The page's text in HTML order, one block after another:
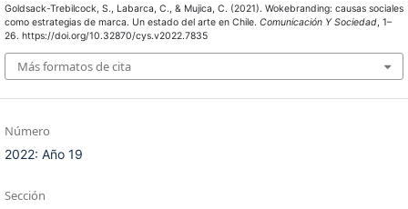
Goldsack-Trebilcock, S., Labarca, C., & Mujica, C. (2021). Wokebranding: causas sociales
como estrategias de marca. Un estado del arte en Chile. Comunicación Y Sociedad, 1–
26. https://doi.org/10.32870/cys.v2022.7835
Más formatos de cita
Número
2022: Año 19
Sección